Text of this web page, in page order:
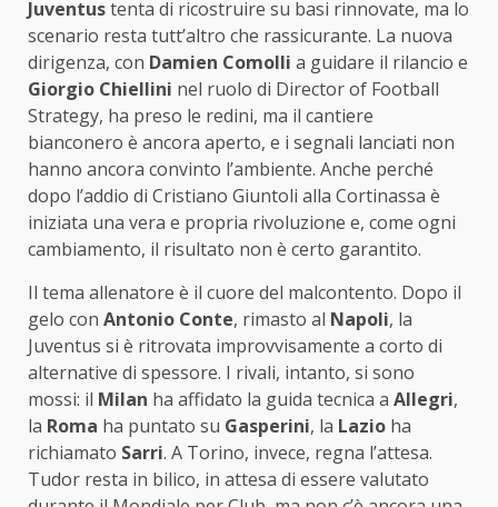
Juventustenta di ricostruire su basi rinnovate, ma lo
scenario resta tutt’altro che rassicurante. La nuova
dirigenza, con Damien Comolli a guidare il rilancio e
Giorgio Chiellini nel ruolo di Director of Football
Strategy, ha preso le redini, ma il cantiere
bianconero è ancora aperto, e i segnali lanciati non
hanno ancora convinto l’ambiente. Anche perché
dopo l’addio di Cristiano Giuntoli alla Cortinassa è
iniziata una vera e propria rivoluzione e, come ogni
cambiamento, il risultato non è certo garantito.
Il tema allenatore è il cuore del malcontento. Dopo il
gelo con Antonio Conte, rimasto al Napoli, la
Juventus si è ritrovata improvvisamente a corto di
alternative di spessore. I rivali, intanto, si sono
mossi: il Milan ha affidato la guida tecnica a Allegri,
la Roma ha puntato su Gasperini, la Lazio ha
richiamato Sarri. A Torino, invece, regna l’attesa.
Tudor resta in bilico, in attesa di essere valutato